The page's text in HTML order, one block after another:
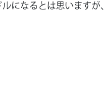
になるとは思います